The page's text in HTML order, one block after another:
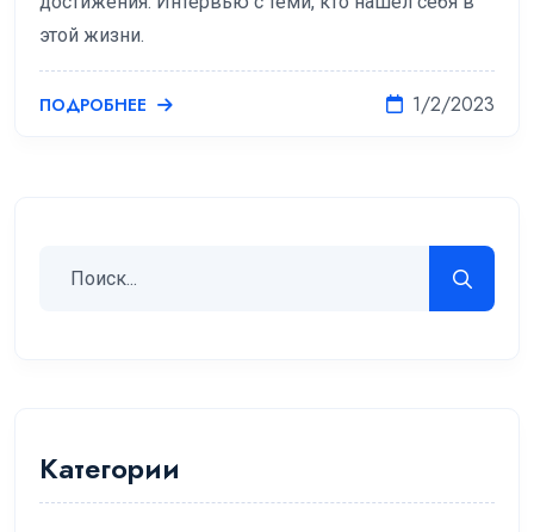
этой жизни.
ПОДРОБНЕЕ 1/2/2023
Категории